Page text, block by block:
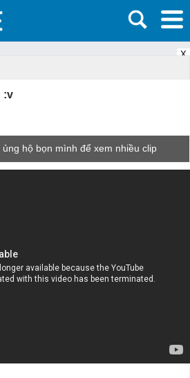
X
:v
ủng hộ bọn mình để xem nhiều clip